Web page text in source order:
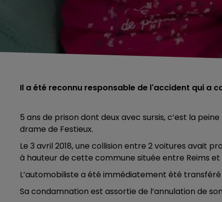
Il a été reconnu responsable de l'accident qui a
5 ans de prison dont deux avec sursis, c’est la
drame de Festieux.
Le 3 avril 2018, une collision entre 2 voitures avait
à hauteur de cette commune située entre Reims et
L’automobiliste a été immédiatement été transféré
Sa condamnation est assortie de l’annulation de